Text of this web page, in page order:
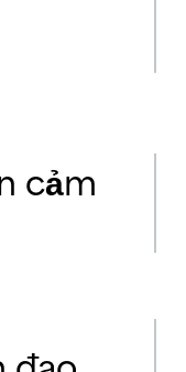
cảm